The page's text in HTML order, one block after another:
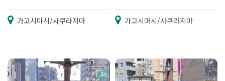
가고시마시/사쿠라지마 가고시마시/사쿠라지마